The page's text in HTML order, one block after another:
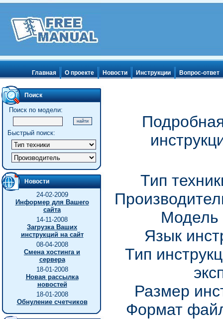
Главная О проекте Новости Инструкции Вопрос-ответ
Поиск
Поиск по модели:
Быстрый поиск:
Новости
24-02-2009
Информер для Вашего
сайта
14-11-2008
Загрузка Ваших
инструкций на сайт
08-04-2008
Смена хостинга и
сервера
18-01-2008
Новая рассылка
новостей
18-01-2008
Обнуление счетчиков
Тип
Модель
Язык
Тип
Размер
Формат